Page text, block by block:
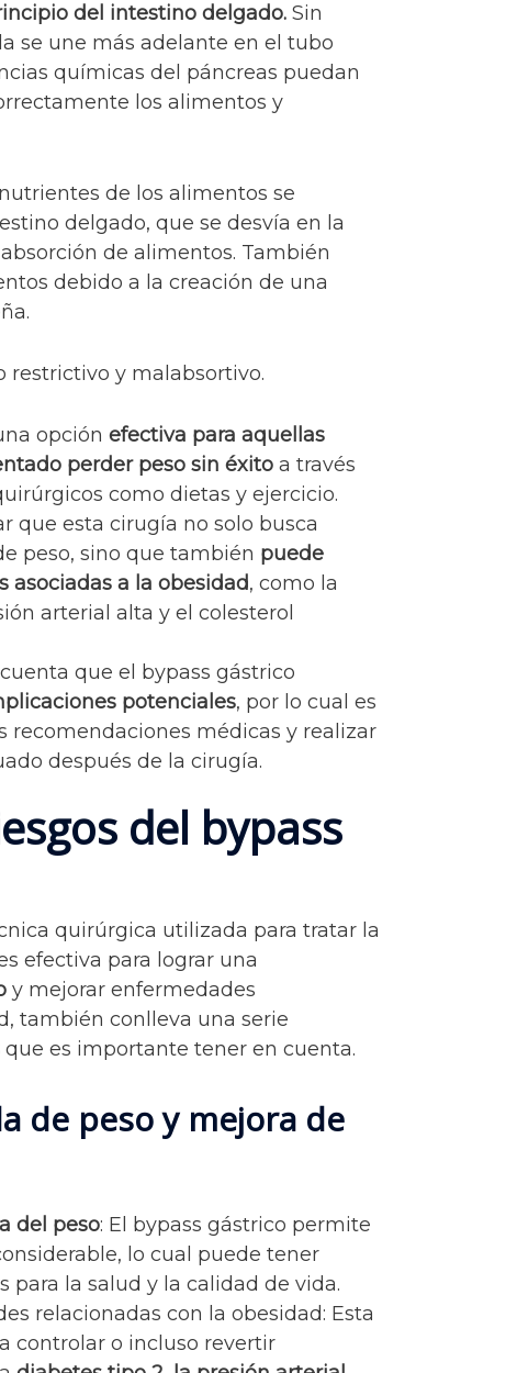
del intestino delgado. Sin
se une más adelante en el tubo
químicas del páncreas puedan
los alimentos y
de los alimentos se
delgado, que se desvía en la
de alimentos. También
debido a la creación de una
restrictivo y malabsortivo.
opciónefectiva para aquellas
perder peso sin éxito a través
como dietas y ejercicio.
que esta cirugía no solo busca
peso, sino que también puede
asociadas a la obesidad, como la
arterial alta y el colesterol
que el bypass gástrico
potenciales, por lo cual es
recomendaciones médicas y realizar
después de la cirugía.
del bypass
quirúrgica utilizada para tratar la
efectiva para lograr una
y mejorar enfermedades
también conlleva una serie
que es importante tener en cuenta.
de peso y mejora de
del peso: El bypass gástrico permite
lo cual puede tener
para la salud y la calidad de vida.
relacionadas con la obesidad: Esta
controlar o incluso revertir